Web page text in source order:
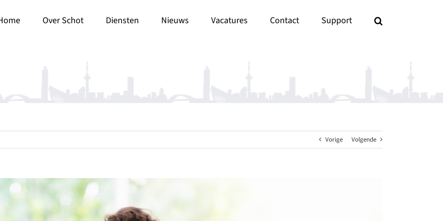
Over Schot Diensten Nieuws Vacatures Contact Support
Vorige Volgende